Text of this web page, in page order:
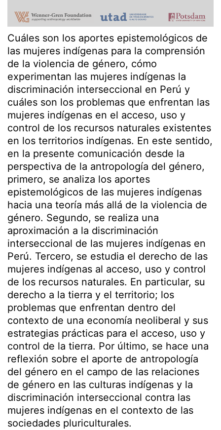
Cuáles son los aportes epistemológicos de
las mujeres indígenas para la comprensión
de la violencia de género, cómo
experimentan las mujeres indígenas la
discriminación interseccional en Perú y
cuáles son los problemas que enfrentan las
mujeres indígenas en el acceso, uso y
control de los recursos naturales existentes
en los territorios indígenas. En este sentido,
en la presente comunicación desde la
perspectiva de la antropología del género,
primero, se analiza los aportes
epistemológicos de las mujeres indígenas
hacia una teoría más allá de la violencia de
género. Segundo, se realiza una
aproximación a la discriminación
interseccional de las mujeres indígenas en
Perú. Tercero, se estudia el derecho de las
mujeres indígenas al acceso, uso y control
de los recursos naturales. En particular, su
derecho a la tierra y el territorio; los
problemas que enfrentan dentro del
contexto de una economía neoliberal y sus
estrategias prácticas para el acceso, uso y
control de la tierra. Por último, se hace una
reflexión sobre el aporte de antropología
del género en el campo de las relaciones
de género en las culturas indígenas y la
discriminación interseccional contra las
mujeres indígenas en el contexto de las
sociedades pluriculturales.